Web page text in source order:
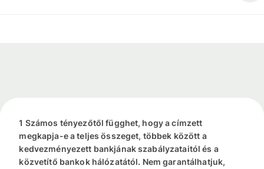
1 Számos tényezőtől függhet, hogy a címzett
megkapja-e a teljes összeget, többek között a
kedvezményezett bankjának szabályzataitól és a
közvetítő bankok hálózatától. Nem garantálhatjuk,